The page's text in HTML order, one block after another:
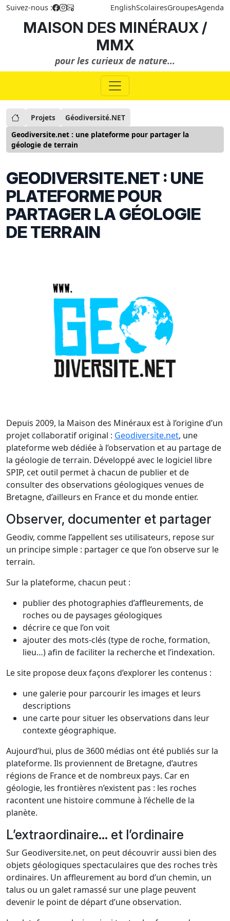
Suivez-nous : EnglishScolairesGroupesAgenda
MAISON DES MINÉRAUX /
MMX
pour les curieux de nature...
Projets
Géodiversité.NET
Geodiversite.net : une plateforme pour partager la
géologie de terrain
GEODIVERSITE.NET : UNE
PLATEFORME POUR
PARTAGER LA GÉOLOGIE
DE TERRAIN
Depuis 2009, la Maison des Minéraux est à l’origine d’un
projet collaboratif original : Geodiversite.net, une
plateforme web dédiée à l’observation et au partage de
la géologie de terrain. Développé avec le logiciel libre
SPIP, cet outil permet à chacun de publier et de
consulter des observations géologiques venues de
Bretagne, d’ailleurs en France et du monde entier.
Observer, documenter et partager
Geodiv, comme l’appellent ses utilisateurs, repose sur
un principe simple : partager ce que l’on observe sur le
terrain.
Sur la plateforme, chacun peut :
publier des photographies d’affleurements, de
roches ou de paysages géologiques
décrire ce que l’on voit
ajouter des mots-clés (type de roche, formation,
lieu…) afin de faciliter la recherche et l’indexation.
Le site propose deux façons d’explorer les contenus :
une galerie pour parcourir les images et leurs
descriptions
une carte pour situer les observations dans leur
contexte géographique.
Aujourd’hui, plus de 3600 médias ont été publiés sur la
plateforme. Ils proviennent de Bretagne, d’autres
régions de France et de nombreux pays. Car en
géologie, les frontières n’existent pas : les roches
racontent une histoire commune à l’échelle de la
planète.
L’extraordinaire… et l’ordinaire
Sur Geodiversite.net, on peut découvrir aussi bien des
objets géologiques spectaculaires que des roches très
ordinaires. Un affleurement au bord d’un chemin, un
talus ou un galet ramassé sur une plage peuvent
devenir le point de départ d’une observation.